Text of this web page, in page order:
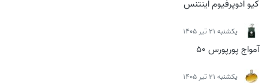
کیو ادوپرفیوم اینتنس
يكشنبه 21 تیر 1405
آمواج پورپورس 50
يكشنبه 21 تیر 1405